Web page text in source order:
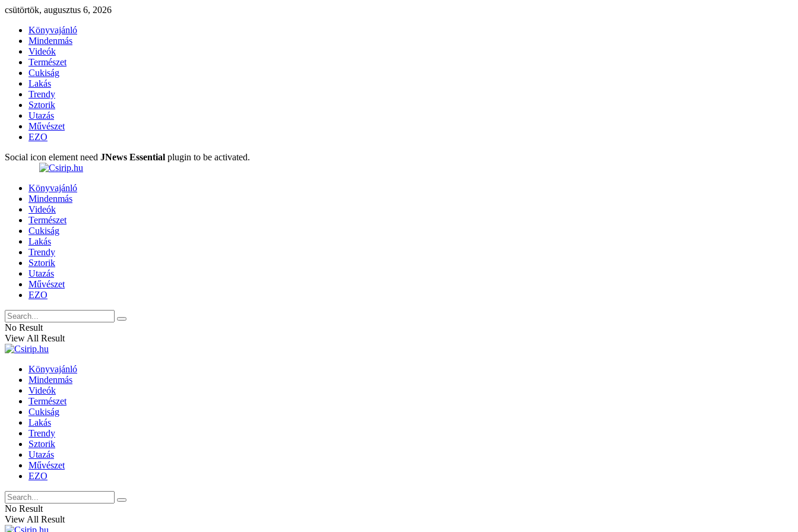
csütörtök, augusztus 6, 2026
Könyvajánló
Mindenmás
Videók
Természet
Cukiság
Lakás
Trendy
Sztorik
Utazás
Művészet
EZO
Social icon element need JNews Essential plugin to be activated.
Könyvajánló
Mindenmás
Videók
Természet
Cukiság
Lakás
Trendy
Sztorik
Utazás
Művészet
EZO
No Result
View All Result
Könyvajánló
Mindenmás
Videók
Természet
Cukiság
Lakás
Trendy
Sztorik
Utazás
Művészet
EZO
No Result
View All Result